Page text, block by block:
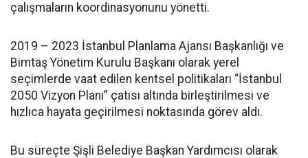
çalışmaların koordinasyonunu yönetti.
2019 – 2023 İstanbul Planlama Ajansı Başkanlığı ve
Bimtaş Yönetim Kurulu Başkanı olarak yerel
seçimlerde vaat edilen kentsel politikaları “İstanbul
2050 Vizyon Planı” çatısı altında birleştirilmesi ve
hızlıca hayata geçirilmesi noktasında görev aldı.
Bu süreçte Şişli Belediye Başkan Yardımcısı olarak